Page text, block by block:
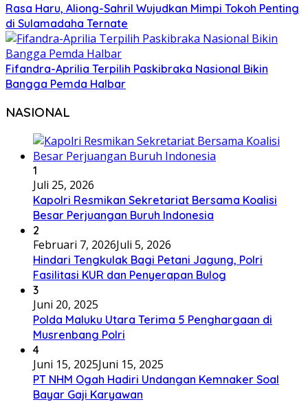
Rasa Haru, Aliong-Sahril Wujudkan Mimpi Tokoh Penting
di Sulamadaha Ternate
Fifandra-Aprilia Terpilih Paskibraka Nasional Bikin
Bangga Pemda Halbar
NASIONAL
1
Juli 25, 2026
Kapolri Resmikan Sekretariat Bersama Koalisi
Besar Perjuangan Buruh Indonesia
2
Februari 7, 2026Juli 5, 2026
Hindari Tengkulak Bagi Petani Jagung, Polri
Fasilitasi KUR dan Penyerapan Bulog
3
Juni 20, 2025
Polda Maluku Utara Terima 5 Penghargaan di
Musrenbang Polri
4
Juni 15, 2025Juni 15, 2025
PT NHM Ogah Hadiri Undangan Kemnaker Soal
Bayar Gaji Karyawan